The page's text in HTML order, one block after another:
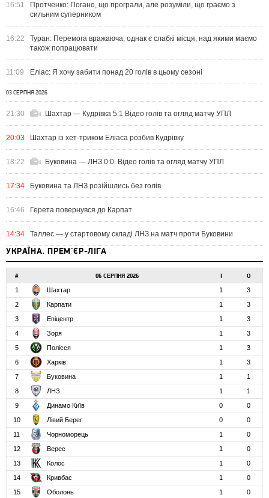
16:51
Протченко: Погано, що програли, але розуміли, що граємо з
сильним суперником
16:22
Туран: Перемога вражаюча, однак є слабкі місця, над якими маємо
також попрацювати
11:09 Еліас: Я хочу забити понад 20 голів в цьому сезоні
03 СЕРПНЯ 2026
21:30 Шахтар — Кудрівка 5:1 Відео голів та огляд матчу УПЛ
20:03 Шахтар із хет-триком Еліаса розбив Кудрівку
18:22 Буковина — ЛНЗ 0:0. Відео голів та огляд матчу УПЛ
17:34 Буковина та ЛНЗ розійшлись без голів
16:46 Герета повернувся до Карпат
14:34 Таллес — у стартовому складі ЛНЗ на матч проти Буковини
УКРАЇНА. ПРЕМ'ЄР-ЛІГА
# 06 СЕРПНЯ 2026 І О
1 Шахтар 1
3
2
Карпати 1
3
3
Епіцентр 1
3
4
Зоря 1
3
5
Полісся 1
3
6
Харків 1
3
7
Буковина 1
1
8
ЛНЗ 1
1
9
Динамо Київ 0
0
10
Лівий Берег 0
0
11
Чорноморець 1
0
12
Верес 1
0
13
Колос 1
0
14
Кривбас 1
0
15
Оболонь 1 0